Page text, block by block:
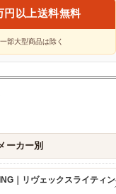
円以上送料無料
一部大型商品は除く
ーカー別
｜リヴェックスライティン